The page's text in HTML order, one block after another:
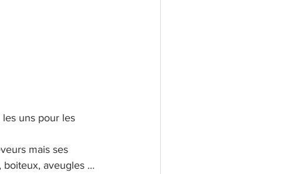
uns pour les
mais ses
boiteux, aveugles …